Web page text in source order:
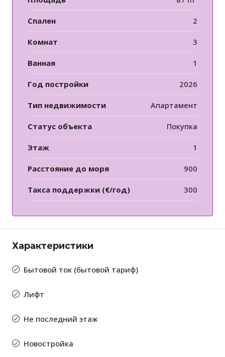
Спален 2
Комнат 3
Ванная 1
Год постройки 2026
Тип недвижимости Апартамент
Статус объекта Покупка
Этаж 1
Расстояние до моря 900
Такса поддержки (€/год) 300
Характеристики
Бытовой ток (бытовой тариф)
Лифт
Не последний этаж
Новостройка